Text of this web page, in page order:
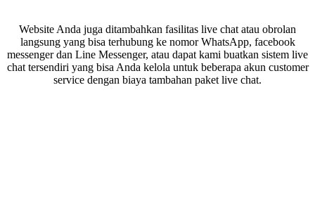
Website Anda juga ditambahkan fasilitas live chat atau obrolan
langsung yang bisa terhubung ke nomor WhatsApp, facebook
messenger dan Line Messenger, atau dapat kami buatkan sistem live
chat tersendiri yang bisa Anda kelola untuk beberapa akun customer
service dengan biaya tambahan paket live chat.